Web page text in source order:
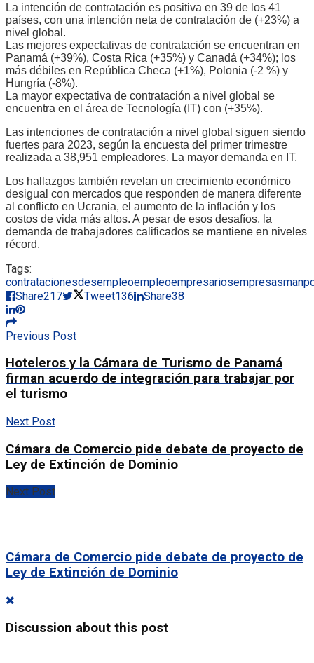
La intención de contratación es positiva en 39 de los 41
países, con una intención neta de contratación de (+23%) a
nivel global.
Las mejores expectativas de contratación se encuentran en
Panamá (+39%), Costa Rica (+35%) y Canadá (+34%); los
más débiles en República Checa (+1%), Polonia (-2 %) y
Hungría (-8%).
La mayor expectativa de contratación a nivel global se
encuentra en el área de Tecnología (IT) con (+35%).
Las intenciones de contratación a nivel global siguen siendo
fuertes para 2023, según la encuesta del primer trimestre
realizada a 38,951 empleadores. La mayor demanda en IT.
Los hallazgos también revelan un crecimiento económico
desigual con mercados que responden de manera diferente
al conflicto en Ucrania, el aumento de la inflación y los
costos de vida más altos. A pesar de esos desafíos, la
demanda de trabajadores calificados se mantiene en niveles
récord.
Tags:
contratacionesdesempleoempleoempresariosempresas
Share217 Tweet136 Share38
Previous Post
Hoteleros y la Cámara de Turismo de Panamá
firman acuerdo de integración para trabajar por
el turismo
Next Post
Cámara de Comercio pide debate de proyecto de
Ley de Extinción de Dominio
Next Post
Cámara de Comercio pide debate de proyecto de
Ley de Extinción de Dominio
Discussion about this post